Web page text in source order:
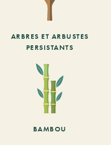
ARBRES ET ARBUSTES
PERSISTANTS
BAMBOU